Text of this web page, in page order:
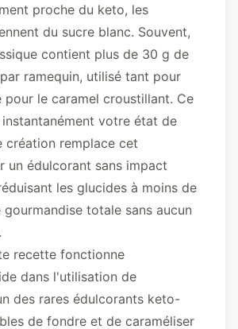
proche du keto, les
du sucre blanc. Souvent,
contient plus de 30 g de
ramequin, utilisé tant pour
pour le caramel croustillant. Ce
votre état de
création remplace cet
un édulcorant sans impact
les glucides à moins de
totale sans aucun
recette fonctionne
dans l'utilisation de
des rares édulcorants keto-
de fondre et de caraméliser